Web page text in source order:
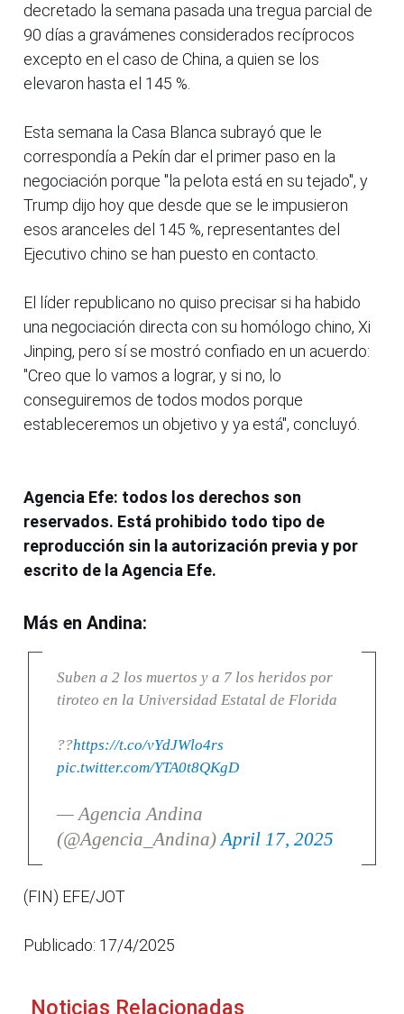
decretado la semana pasada una tregua parcial de
90 días a gravámenes considerados recíprocos
excepto en el caso de China, a quien se los
elevaron hasta el 145 %.
Esta semana la Casa Blanca subrayó que le
correspondía a Pekín dar el primer paso en la
negociación porque "la pelota está en su tejado", y
Trump dijo hoy que desde que se le impusieron
esos aranceles del 145 %, representantes del
Ejecutivo chino se han puesto en contacto.
El líder republicano no quiso precisar si ha habido
una negociación directa con su homólogo chino, Xi
Jinping, pero sí se mostró confiado en un acuerdo:
"Creo que lo vamos a lograr, y si no, lo
conseguiremos de todos modos porque
estableceremos un objetivo y ya está", concluyó.
Agencia Efe: todos los derechos son
reservados. Está prohibido todo tipo de
reproducción sin la autorización previa y por
escrito de la Agencia Efe.
Más en Andina:
Suben a 2 los muertos y a 7 los heridos por
tiroteo en la Universidad Estatal de Florida
??https://t.co/vYdJWlo4rs
pic.twitter.com/YTA0t8QKgD
— Agencia Andina
(@Agencia_Andina) April 17, 2025
(FIN) EFE/JOT
Publicado: 17/4/2025
Noticias Relacionadas